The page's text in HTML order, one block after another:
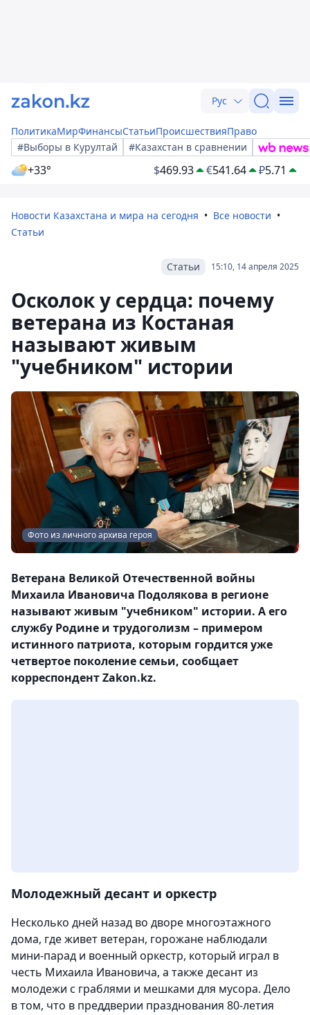
Рус
ПолитикаМирФинансыСтатьиПроисшествияПраво
#Выборы в Курултай
#Казахстан в сравнении
+33° $469.93 €541.64 ₽5.71
Новости Казахстана и мира на сегодня
Все новости
Статьи
15:10, 14 апреля 2025
Статьи
Осколок у сердца: почему
ветерана из Костаная
называют живым
"учебником" истории
Фото из личного архива героя
Ветерана Великой Отечественной войны
Михаила Ивановича Подолякова в регионе
называют живым "учебником" истории. А его
службу Родине и трудоголизм – примером
истинного патриота, которым гордится уже
четвертое поколение семьи, сообщает
корреспондент Zakon.kz.
Молодежный десант и оркестр
Несколько дней назад во дворе многоэтажного
дома, где живет ветеран, горожане наблюдали
мини-парад и военный оркестр, который играл в
честь Михаила Ивановича, а также десант из
молодежи с граблями и мешками для мусора. Дело
в том, что в преддверии празднования 80-летия